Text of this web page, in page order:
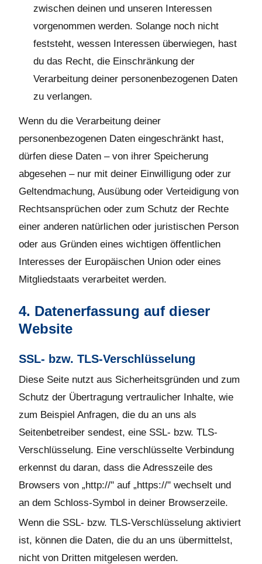
zwischen deinen und unseren Interessen
vorgenommen werden. Solange noch nicht
feststeht, wessen Interessen überwiegen, hast
du das Recht, die Einschränkung der
Verarbeitung deiner personenbezogenen Daten
zu verlangen.
Wenn du die Verarbeitung deiner
personenbezogenen Daten eingeschränkt hast,
dürfen diese Daten – von ihrer Speicherung
abgesehen – nur mit deiner Einwilligung oder zur
Geltendmachung, Ausübung oder Verteidigung von
Rechtsansprüchen oder zum Schutz der Rechte
einer anderen natürlichen oder juristischen Person
oder aus Gründen eines wichtigen öffentlichen
Interesses der Europäischen Union oder eines
Mitgliedstaats verarbeitet werden.
4. Datenerfassung auf dieser
Website
SSL- bzw. TLS-Verschlüsselung
Diese Seite nutzt aus Sicherheitsgründen und zum
Schutz der Übertragung vertraulicher Inhalte, wie
zum Beispiel Anfragen, die du an uns als
Seitenbetreiber sendest, eine SSL- bzw. TLS-
Verschlüsselung. Eine verschlüsselte Verbindung
erkennst du daran, dass die Adresszeile des
Browsers von „http://" auf „https://" wechselt und
an dem Schloss-Symbol in deiner Browserzeile.
Wenn die SSL- bzw. TLS-Verschlüsselung aktiviert
ist, können die Daten, die du an uns übermittelst,
nicht von Dritten mitgelesen werden.